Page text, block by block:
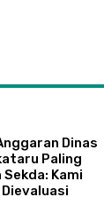
Dinas
Paling
Sekda: Kami